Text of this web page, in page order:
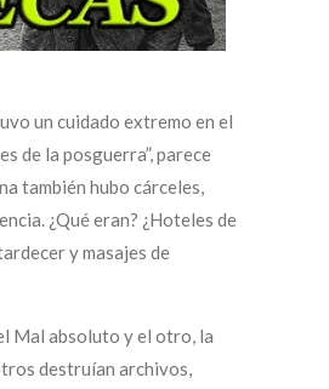
un cuidado extremo en el
de la posguerra”, parece
también hubo cárceles,
¿Qué eran? ¿Hoteles de
y masajes de
Mal absoluto y el otro, la
destruían archivos,